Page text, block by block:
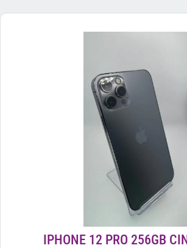
IPHONE 12 PRO 256GB